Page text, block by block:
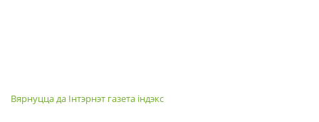
Вярнуцца да Інтэрнэт газета індэкс